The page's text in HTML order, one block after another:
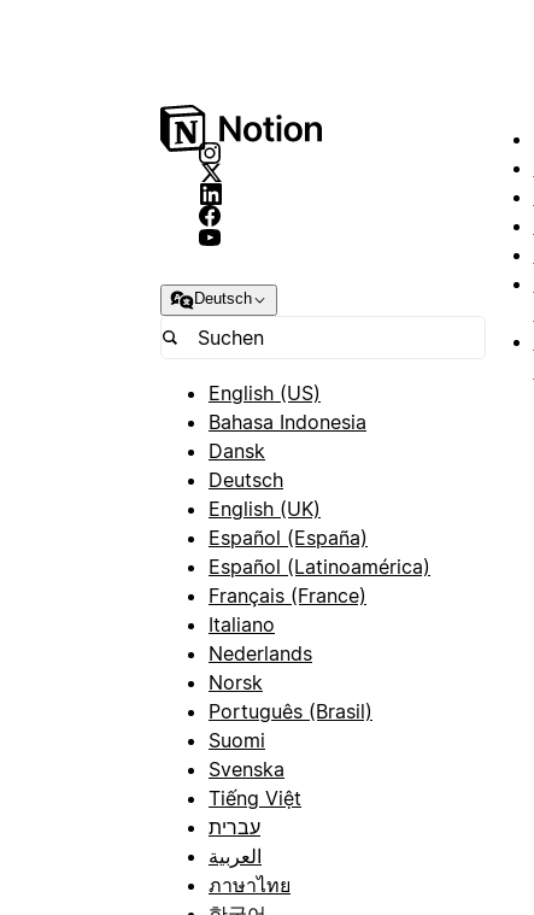
Deutsch
English (US)
Bahasa Indonesia
Dansk
Deutsch
English (UK)
Español (España)
Español (Latinoamérica)
Français (France)
Italiano
Nederlands
Norsk
Português (Brasil)
Suomi
Svenska
Tiếng Việt
עברית
العربية
ภาษาไทย